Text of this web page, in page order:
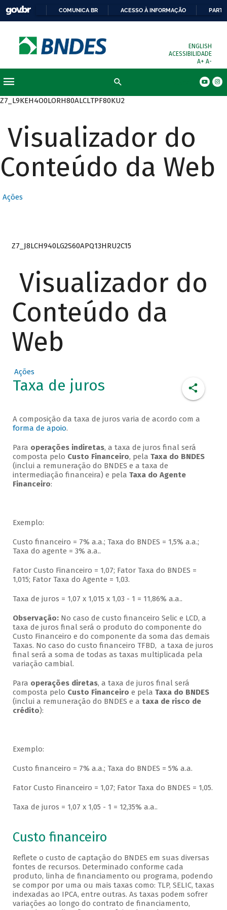
COMUNICA BR ACESSO À INFORMAÇÃO
ENGLISH
ACESSIBILIDADE
A+ A-
Z7_L9KEH4O0LORH80ALCLTPF80KU2
Visualizador do
Conteúdo da Web
Ações
Z7_J8LCH940LG2S60APQ13HRU2C15
Visualizador do
Conteúdo da
Web
Ações
Taxa de juros
A composição da taxa de juros varia de acordo com a
forma de apoio.
Para operações indiretas, a taxa de juros final será
composta pelo Custo Financeiro, pela Taxa do BNDES
(inclui a remuneração do BNDES e a taxa de
intermediação financeira) e pela Taxa do Agente
Financeiro:
Exemplo:
Custo financeiro = 7% a.a.; Taxa do BNDES = 1,5% a.a.;
Taxa do agente = 3% a.a..
Fator Custo Financeiro = 1,07; Fator Taxa do BNDES =
1,015; Fator Taxa do Agente = 1,03.
Taxa de juros = 1,07 x 1,015 x 1,03 - 1 = 11,86% a.a..
Observação:No caso de custo financeiro Selic e LCD, a
taxa de juros final será o produto do componente do
Custo Financeiro e do componente da soma das demais
Taxas. No caso do custo financeiro TFBD, a taxa de juros
final será a soma de todas as taxas multiplicada pela
variação cambial.
Para operações diretas, a taxa de juros final será
composta pelo Custo Financeiro e pela Taxa do BNDES
(inclui a remuneração do BNDES e a taxa de risco de
crédito):
Exemplo:
Custo financeiro = 7% a.a.; Taxa do BNDES = 5% a.a.
Fator Custo Financeiro = 1,07; Fator Taxa do BNDES = 1,05.
Taxa de juros = 1,07 x 1,05 - 1 = 12,35% a.a..
Custo financeiro
Reflete o custo de captação do BNDES em suas diversas
fontes de recursos. Determinado conforme cada
produto, linha de financiamento ou programa, podendo
se compor por uma ou mais taxas como: TLP, SELIC, taxas
indexadas ao IPCA, entre outras. As taxas podem sofrer
variações ao longo do contrato de financiamento,